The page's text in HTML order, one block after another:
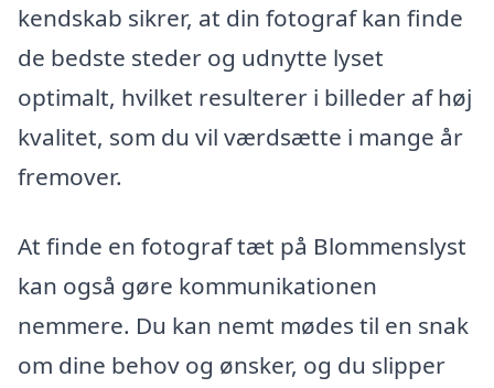
kendskab sikrer, at din fotograf kan finde
de bedste steder og udnytte lyset
optimalt, hvilket resulterer i billeder af høj
kvalitet, som du vil værdsætte i mange år
fremover.
At finde en fotograf tæt på Blommenslyst
kan også gøre kommunikationen
nemmere. Du kan nemt mødes til en snak
om dine behov og ønsker, og du slipper